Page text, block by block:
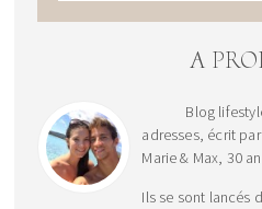
A
Blog
adresses, écrit
Marie & Max, 30
Ils se sont lancés